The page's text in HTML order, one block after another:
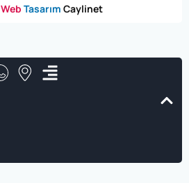
Web Tasarım Caylinet